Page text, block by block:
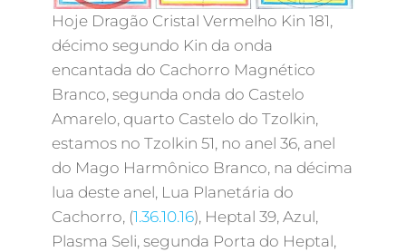
Hoje Dragão Cristal Vermelho Kin 181,
décimo segundo Kin da onda
encantada do Cachorro Magnético
Branco, segunda onda do Castelo
Amarelo, quarto Castelo do Tzolkin,
estamos no Tzolkin 51, no anel 36, anel
do Mago Harmônico Branco, na décima
lua deste anel, Lua Planetária do
Cachorro, (1.36.10.16), Heptal 39, Azul,
Plasma Seli, segunda Porta do Heptal,